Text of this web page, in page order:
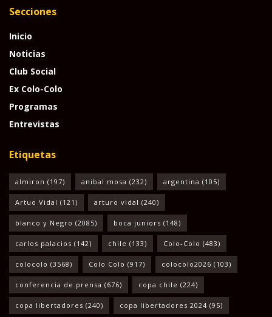
Secciones
Inicio
Noticias
Club Social
Ex Colo-Colo
Programas
Entrevistas
Etiquetas
almiron (197) anibal mosa (232) argentina (105)
Artuo Vidal (121) arturo vidal (240)
blanco y Negro (2085) boca juniors (148)
carlos palacios (142) chile (133) Colo-Colo (483)
colocolo (3568) Colo Colo (917) colocolo2026 (103)
conferencia de prensa (676) copa chile (224)
copa libertadores (240) copa libertadores 2024 (95)